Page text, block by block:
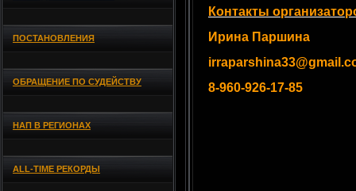
ПОСТАНОВЛЕНИЯ
ОБРАЩЕНИЕ ПО СУДЕЙСТВУ
НАП В РЕГИОНАХ
ALL-TIME РЕКОРДЫ
Контакты
Ирина Паршина
8-960-926-17-85